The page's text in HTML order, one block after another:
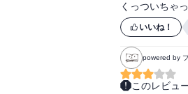
くっついちゃ
いいね！
powered by
このレビュ